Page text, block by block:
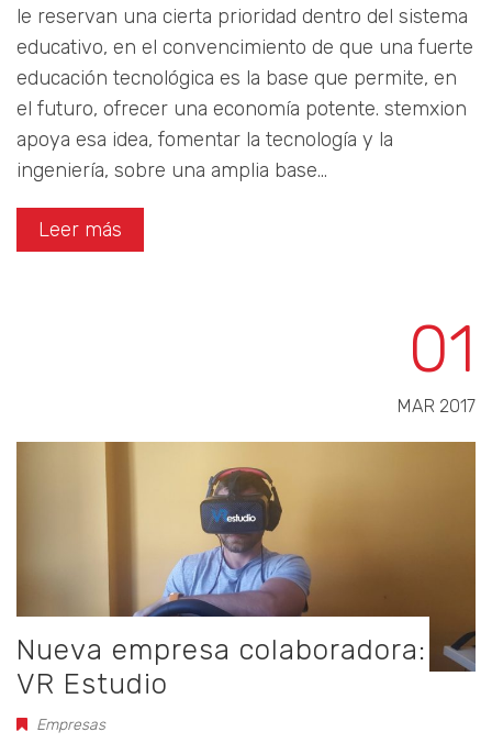
le reservan una cierta prioridad dentro del sistema
educativo, en el convencimiento de que una fuerte
educación tecnológica es la base que permite, en
el futuro, ofrecer una economía potente. stemxion
apoya esa idea, fomentar la tecnología y la
ingeniería, sobre una amplia base…
Leer más
01
MAR 2017
Nueva empresa colaboradora:
VR Estudio
Empresas